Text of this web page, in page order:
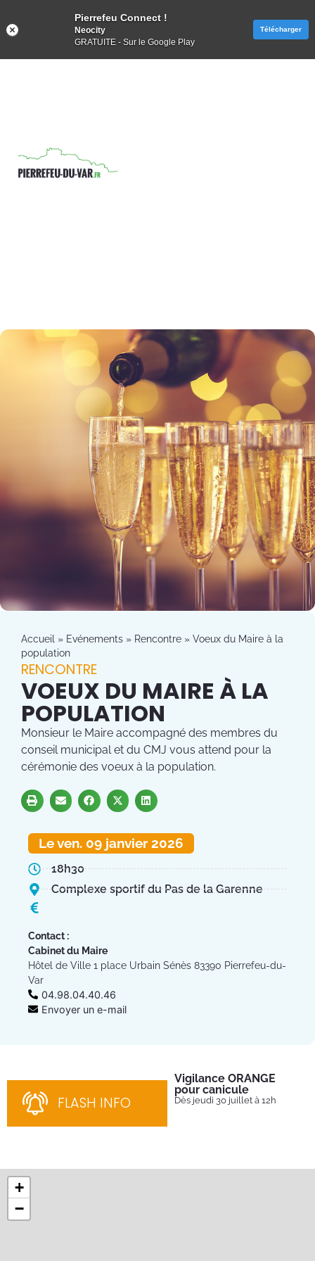
Accueil » Evénements » Rencontre » Voeux du Maire à la
population
RENCONTRE
VOEUX DU MAIRE À LA
POPULATION
Monsieur le Maire accompagné des membres du
conseil municipal et du CMJ vous attend pour la
cérémonie des voeux à la population.
Le ven. 09 janvier 2026
18h30
Complexe sportif du Pas de la Garenne
Contact :
Cabinet du Maire
Hôtel de Ville 1 place Urbain Sénès 83390 Pierrefeu-du-
Var
04.98.04.40.46
Envoyer un e-mail
FLASH INFO
Vigilance ORANGE
pour canicule
Dès jeudi 30 juillet à 12h
+
−
Pierrefeu Connect !
Neocity
GRATUITE - Sur le Google Play
Télécharger